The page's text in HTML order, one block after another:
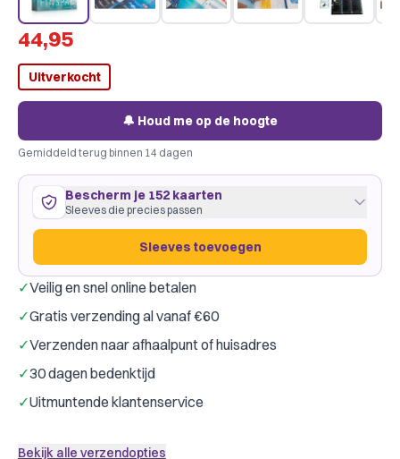
44,95
Uitverkocht
🔔 Houd me op de hoogte
Gemiddeld terug binnen 14 dagen
Bescherm je 152 kaarten
Sleeves die precies passen
Sleeves toevoegen
152 kaarten
ruim passend·GameGenic Green
Merk: Gamegenic Dragon Shield
✓Veilig en snel online betalen
✓Gratis verzending al vanaf €60
✓Verzenden naar afhaalpunt of huisadres
✓30 dagen bedenktijd
✓Uitmuntende klantenservice
Bekijk alle verzendopties